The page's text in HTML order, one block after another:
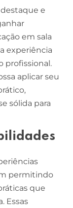
e
em sala
experiência
profissional.
aplicar seu
sólida para
permitindo
que
Essas